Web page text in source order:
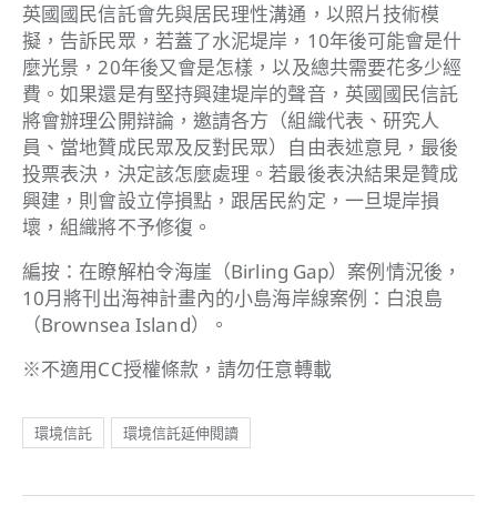
英國國民信託會先與居民理性溝通，以照片技術模
擬，告訴民眾，若蓋了水泥堤岸，10年後可能會是什
麼光景，20年後又會是怎樣，以及總共需要花多少經
費。如果還是有堅持興建堤岸的聲音，英國國民信託
將會辦理公開辯論，邀請各方（組織代表、研究人
員、當地贊成民眾及反對民眾）自由表述意見，最後
投票表決，決定該怎麼處理。若最後表決結果是贊成
興建，則會設立停損點，跟居民約定，一旦堤岸損
壞，組織將不予修復。
編按：在瞭解柏令海崖（Birling Gap）案例情況後，
10月將刊出海神計畫內的小島海岸線案例：白浪島
（Brownsea Island）。
※不適用CC授權條款，請勿任意轉載
環境信託 環境信託延伸閱讀